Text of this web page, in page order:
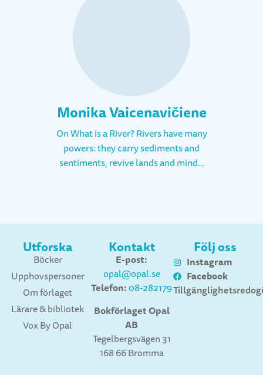
Monika Vaicenavičiene
On What is a River? Rivers have many
powers: they carry sediments and
sentiments, revive lands and minds,
flow constantly reminds us – we all
someone, we are all neighbours. My
picture book is about rivers and the
plentiful connections they have with
us humans. It follows a child and her
grandma as they look for answers to a
question – what is a river? In their
imaginary expedition, they discover
rivers flowing in the sky and in living
Utforska
Böcker
Upphovspersoner
Om förlaget
Lärare & bibliotek
Vox By Opal
Kontakt
E-post:
opal@opal.se
Telefon:08-282179
Bokförlaget Opal
AB
Tegelbergsvägen 31
168 66 Bromma
Följ oss
Instagram
Facebook